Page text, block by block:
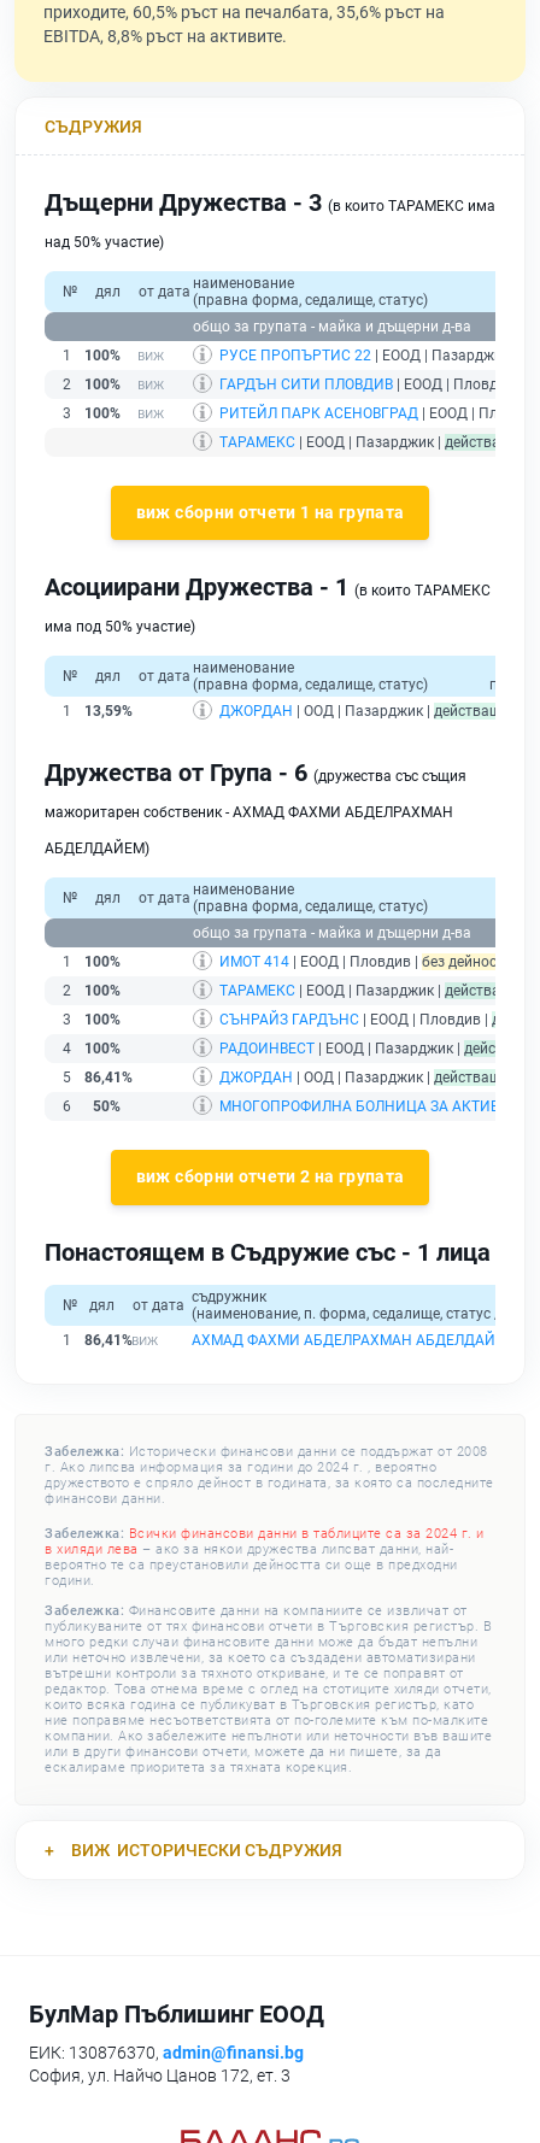
приходите, 60,5% ръст на печалбата, 35,6% ръст на
EBITDA, 8,8% ръст на активите.
СЪДРУЖИЯ
Дъщерни Дружества - 3 (в които ТАРАМЕКС има
над 50% участие)
№ дял от дата наименование
(правна форма, седалище, статус)
общо за групата - майка и дъщерни д-ва
1
100% РУСЕ ПРОПЪРТИС 22 | ЕООД | Пазарджик |
2
100% ГАРДЪН СИТИ ПЛОВДИВ | ЕООД | Пловдив |
3
100% РИТЕЙЛ ПАРК АСЕНОВГРАД | ЕООД |
ТАРАМЕКС | ЕООД | Пазарджик | действащ
виж сборни отчети 1 на групата
Асоциирани Дружества - 1 (в които ТАРАМЕКС
има под 50% участие)
№ дял от дата наименование
(правна форма, седалище, статус)
1
13,59% ДЖОРДАН | ООД | Пазарджик | действащ
Дружества от Група - 6 (дружества със същия
мажоритарен собственик - АХМАД ФАХМИ АБДЕЛРАХМАН
АБДЕЛДАЙЕМ)
№ дял от дата наименование
(правна форма, седалище, статус)
общо за групата - майка и дъщерни д-ва
1
100% ИМОТ 414 | ЕООД | Пловдив | без дейност -
2
100% ТАРАМЕКС | ЕООД | Пазарджик | действащ
3
100% СЪНРАЙЗ ГАРДЪНС | ЕООД | Пловдив |
4
100% РАДОИНВЕСТ | ЕООД | Пазарджик | действащ
5
86,41% ДЖОРДАН | ООД | Пазарджик | действащ
6
50% МНОГОПРОФИЛНА БОЛНИЦА ЗА АКТИВНО
виж сборни отчети 2 на групата
Понастоящем в Съдружие със - 1 лица
№ дял от дата съдружник
(наименование, п. форма, седалище, статус /
1
86,41% АХМАД ФАХМИ АБДЕЛРАХМАН АБДЕЛДАЙЕМ
Забележка: Исторически финансови данни се поддържат от 2008
г. Ако липсва информация за години до 2024 г. , вероятно
дружеството е спряло дейност в годината, за която са последните
финансови данни.
Забележка: Всички финансови данни в таблиците са за 2024 г. и
в хиляди лева – ако за някои дружества липсват данни, най-
вероятно те са преустановили дейността си още в предходни
години.
Забележка: Финансовите данни на компаниите се извличат от
публикуваните от тях финансови отчети в Търговския регистър. В
много редки случаи финансовите данни може да бъдат непълни
или неточно извлечени, за което са създадени автоматизирани
вътрешни контроли за тяхното откриване, и те се поправят от
редактор. Това отнема време с оглед на стотиците хиляди отчети,
които всяка година се публикуват в Търговския регистър, като
ние поправяме несъответствията от по-големите към по-малките
компании. Ако забележите непълноти или неточности във вашите
или в други финансови отчети, можете да ни пишете, за да
ескалираме приоритета за тяхната корекция.
ВИЖ ИСТОРИЧЕСКИ СЪДРУЖИЯ
БулМар Пъблишинг ЕООД
ЕИК: 130876370, admin@finansi.bg
София, ул. Найчо Цанов 172, ет. 3